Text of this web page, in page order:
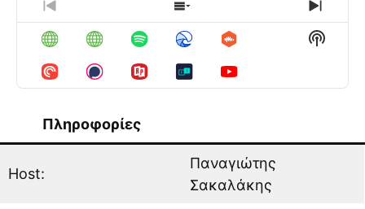
PREVIOUS
EPISODE
SHOW
EPISODES
LIST
NEXT
Show
Πληροφορίες
Host:
Παναγιώτης
Σακαλάκης